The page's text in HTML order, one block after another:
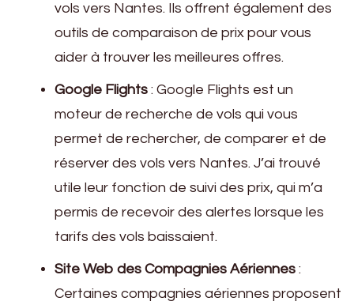
vols vers Nantes. Ils offrent également des
outils de comparaison de prix pour vous
aider à trouver les meilleures offres.
Google Flights : Google Flights est un
moteur de recherche de vols qui vous
permet de rechercher, de comparer et de
réserver des vols vers Nantes. J’ai trouvé
utile leur fonction de suivi des prix, qui m’a
permis de recevoir des alertes lorsque les
tarifs des vols baissaient.
Site Web des Compagnies Aériennes :
Certaines compagnies aériennes proposent